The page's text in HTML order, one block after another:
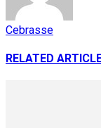
Cebrasse
RELATED